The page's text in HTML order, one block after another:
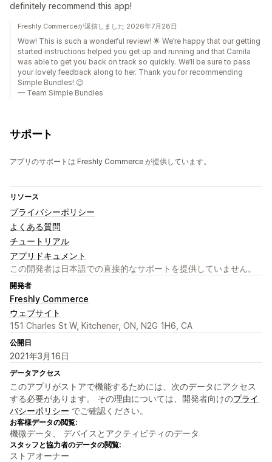
definitely recommend this app!
Freshly Commerceが返信しました 2026年7月28日
Wow! This is such a wonderful review! 🌟 We’re happy that our getting
started instructions helped you get up and running and that Camila
was able to get you back on track so quickly. We’ll be sure to pass
your lovely feedback along to her. Thank you for recommending
Simple Bundles! 😊
— Team Simple Bundles
サポート
アプリのサポートは Freshly Commerce が提供しています。
リソース
プライバシーポリシー
よくある質問
チュートリアル
アプリドキュメント
この開発者は日本語での直接的なサポートを提供していません。
開発者
Freshly Commerce
ウェブサイト
151 Charles St W, Kitchener, ON, N2G 1H6, CA
公開日
2021年3月16日
データアクセス
このアプリがストアで機能するためには、次のデータにアクセス
する必要があります。 その理由については、開発者向けのプライ
バシーポリシー でご確認ください。
お客様データの閲覧:
機微データ、 デバイスとアクティビティのデータ
スタッフと協力者のデータの閲覧:
ストアオーナー